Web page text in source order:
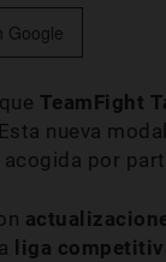
Google
TeamFight
Esta nueva
por
liga